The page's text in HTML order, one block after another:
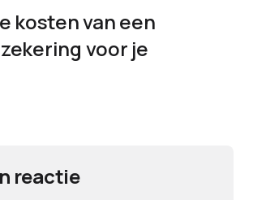
kosten van een
voor je
reactie